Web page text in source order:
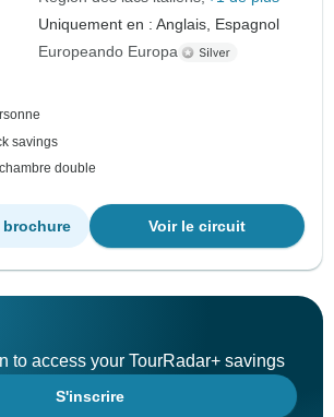
Uniquement en : Anglais, Espagnol
Europeando Europa
savings
double
Voir le circuit
brochure
to access your TourRadar+ savings
S'inscrire